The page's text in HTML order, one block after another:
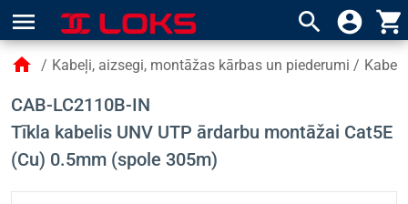
menu search account_circle shopping_cart
home / Kabeļi, aizsegi, montāžas kārbas un piederumi / Kabeļi
CAB-LC2110B-IN
Tīkla kabelis UNV UTP ārdarbu montāžai Cat5E
(Cu) 0.5mm (spole 305m)